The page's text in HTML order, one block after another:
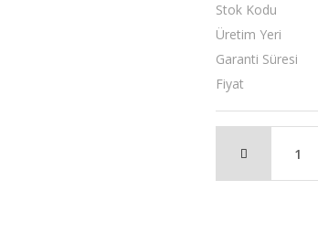
Stok Kodu
Üretim Yeri
Garanti Süresi
Fiyat